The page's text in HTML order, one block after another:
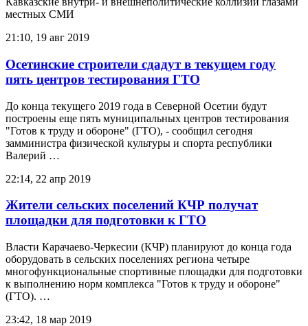
местных СМИ
21:10, 19 авг 2019
Осетинские строители сдадут в текущем году
пять центров тестирования ГТО
До конца текущего 2019 года в Северной Осетии будут
построены еще пять муниципальных центров тестирования
"Готов к труду и обороне" (ГТО), - сообщил сегодня
замминистра физической культуры и спорта республики
Валерий …
22:14, 22 апр 2019
Жители сельских поселений КЧР получат
площадки для подготовки к ГТО
Власти Карачаево-Черкесии (КЧР) планируют до конца года
оборудовать в сельских поселениях региона четыре
многофункциональные спортивные площадки для подготовки
к выполнению норм комплекса "Готов к труду и обороне"
(ГТО). …
23:42, 18 мар 2019